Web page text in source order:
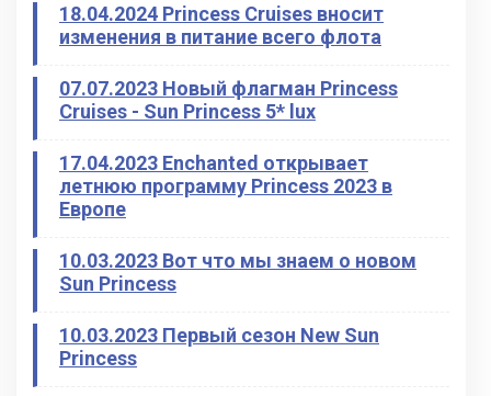
18.04.2024 Princess Cruises вносит
изменения в питание всего флота
07.07.2023 Новый флагман Princess
Cruises - Sun Princess 5* lux
17.04.2023 Enchanted открывает
летнюю программу Princess 2023 в
Европе
10.03.2023 Вот что мы знаем о новом
Sun Princess
10.03.2023 Первый сезон New Sun
Princess